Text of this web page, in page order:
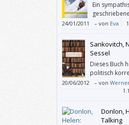
Ein
„Helden der
Menschen macht, ohne
dadurch zu nehmen.
24/01/2011 – von Eva
Sankovitch,
Sessel
Dieses Buch
politisch
erfährt zwar
sie aber nicht wirklich
bekommt Einblicke in
esoterisches Lesen
20/06/2012 – von
Donlon,
Talking